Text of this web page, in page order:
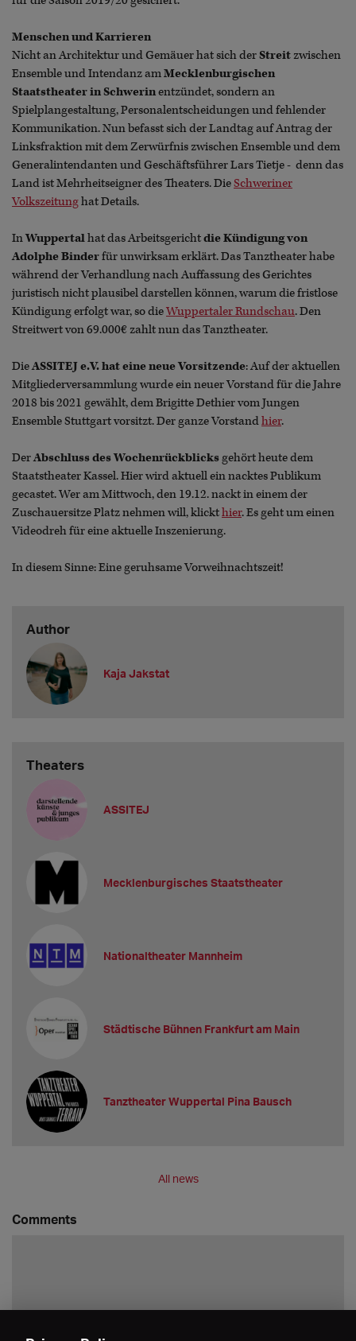
Menschen und Karrieren
Nicht an Architektur und Gemäuer hat sich derStreitzwischen
Ensemble und Intendanz amMecklenburgischen
Staatstheater in Schwerinentzündet, sondern an
Spielplangestaltung, Personalentscheidungen und fehlender
Kommunikation. Nun befasst sich der Landtag auf Antrag der
Linksfraktion mit dem Zerwürfnis zwischen Ensemble und dem
Generalintendanten und Geschäftsführer Lars Tietje - denn das
Land ist Mehrheitseigner des Theaters. DieSchweriner
Volkszeitunghat Details.
InWuppertalhat das Arbeitsgerichtdie Kündigung von
Adolphe Binderfür unwirksam erklärt. Das Tanztheater habe
während der Verhandlung nach Auffassung des Gerichtes
juristisch nicht plausibel darstellen können, warum die fristlose
Kündigung erfolgt war, so dieWuppertaler Rundschau. Den
Streitwert von 69.000€ zahlt nun das Tanztheater.
DieASSITEJ e.V. hat eine neue Vorsitzende: Auf der aktuellen
Mitgliederversammlung wurde ein neuer Vorstand für die Jahre
2018 bis 2021 gewählt, dem Brigitte Dethier vom Jungen
Ensemble Stuttgart vorsitzt. Der ganze Vorstandhier.
DerAbschluss des Wochenrückblicksgehört heute dem
Staatstheater Kassel. Hier wird aktuell ein nacktes Publikum
gecastet. Wer am Mittwoch, den 19.12. nackt in einem der
Zuschauersitze Platz nehmen will, klickthier. Es geht um einen
Videodreh für eine aktuelle Inszenierung.
In diesem Sinne: Eine geruhsame Vorweihnachtszeit!
Author
Kaja Jakstat
Theaters
ASSITEJ
Mecklenburgisches Staatstheater
Nationaltheater Mannheim
Städtische Bühnen Frankfurt am Main
Tanztheater Wuppertal Pina Bausch
All news
Comments